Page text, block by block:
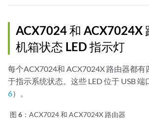
ACX7024和 ACX7024X
机箱状态 LED 指示灯
每个ACX7024和 ACX7024X 路由器都有
于指示系统状态。这些 LED 位于 USB 端
6）。
图 6： ACX7024和 ACX7024X 路由器